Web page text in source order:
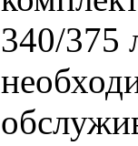
340/375